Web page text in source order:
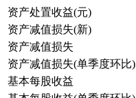
资产处置收益(元)
资产减值损失(新)
资产减值损失
资产减值损失(单季度环比)
基本每股收益